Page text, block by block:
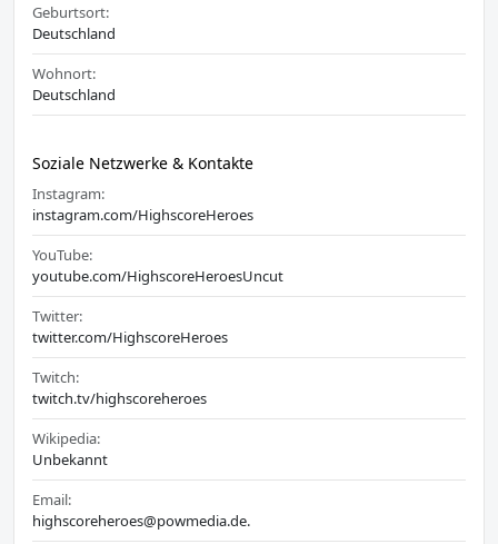
Geburtsort:
Deutschland
Wohnort:
Deutschland
Soziale Netzwerke & Kontakte
Instagram:
instagram.com/HighscoreHeroes
YouTube:
youtube.com/HighscoreHeroesUncut
Twitter:
twitter.com/HighscoreHeroes
Twitch:
twitch.tv/highscoreheroes
Wikipedia:
Unbekannt
Email:
highscoreheroes@powmedia.de.